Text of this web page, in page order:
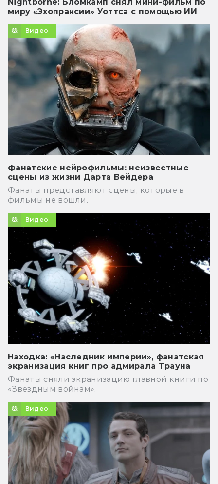
Nightborne: Бломкамп снял мини-фильм по
миру «Эхопраксии» Уоттса с помощью ИИ
Видео
Фанатские нейрофильмы: неизвестные
сцены из жизни Дарта Вейдера
Фанаты представляют сцены, которые в
фильмы не вошли.
Видео
Находка: «Наследник империи», фанатская
экранизация книг про адмирала Трауна
Фанаты сняли экранизацию главной книги по
«Звёздным войнам».
Видео